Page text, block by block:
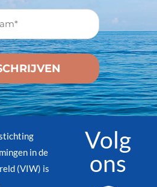
in de
(VIW) is
Volg
ons